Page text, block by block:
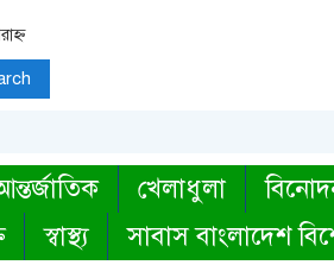
খেলাধুলা
স্বাস্থ্য সাবাস বাংলাদেশ